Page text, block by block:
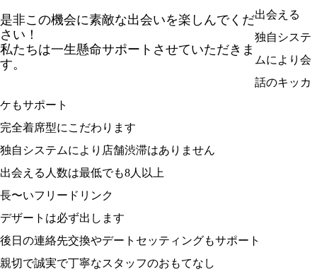
是非この機会に素敵な出会いを楽しんでくだ
さい！
私たちは一生懸命サポートさせていただきま
す。
出会える
独自システ
ムにより会
話のキッカ
ケもサポート
完全着席型にこだわります
独自システムにより店舗渋滞はありません
出会える人数は最低でも8人以上
長〜いフリードリンク
デザートは必ず出します
後日の連絡先交換やデートセッティングもサポート
親切で誠実で丁寧なスタッフのおもてなし